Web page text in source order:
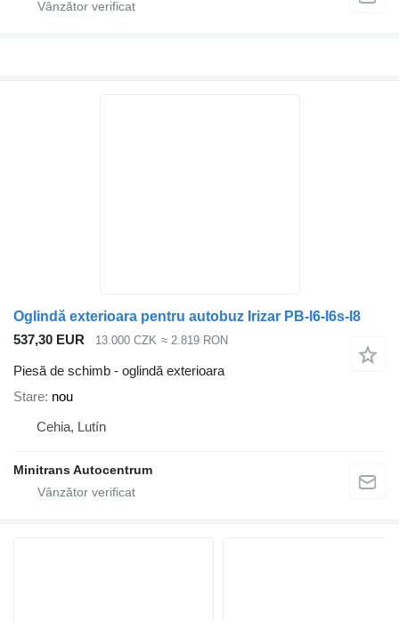
Oglindă exterioara pentru autobuz Irizar PB-I6-I6s-I8
537,30 EUR
13.000 CZK ≈ 2.819 RON
Piesă de schimb - oglindă exterioara
Stare nou
Cehia, Lutín
Minitrans Autocentrum